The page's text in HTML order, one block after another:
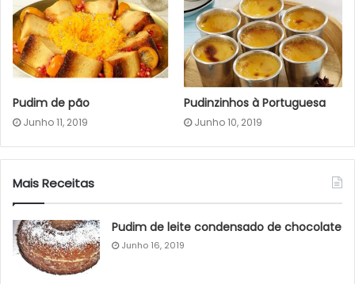
Pudim de pão
Junho 11, 2019
Pudinzinhos à Portuguesa
Junho 10, 2019
Mais Receitas
Pudim de leite condensado de chocolate
Junho 16, 2019